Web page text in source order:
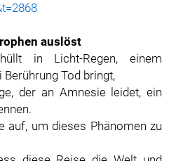
auslöst
in Licht-Regen, einem
Tod bringt,
der an Amnesie leidet, ein
auf, um dieses Phänomen zu